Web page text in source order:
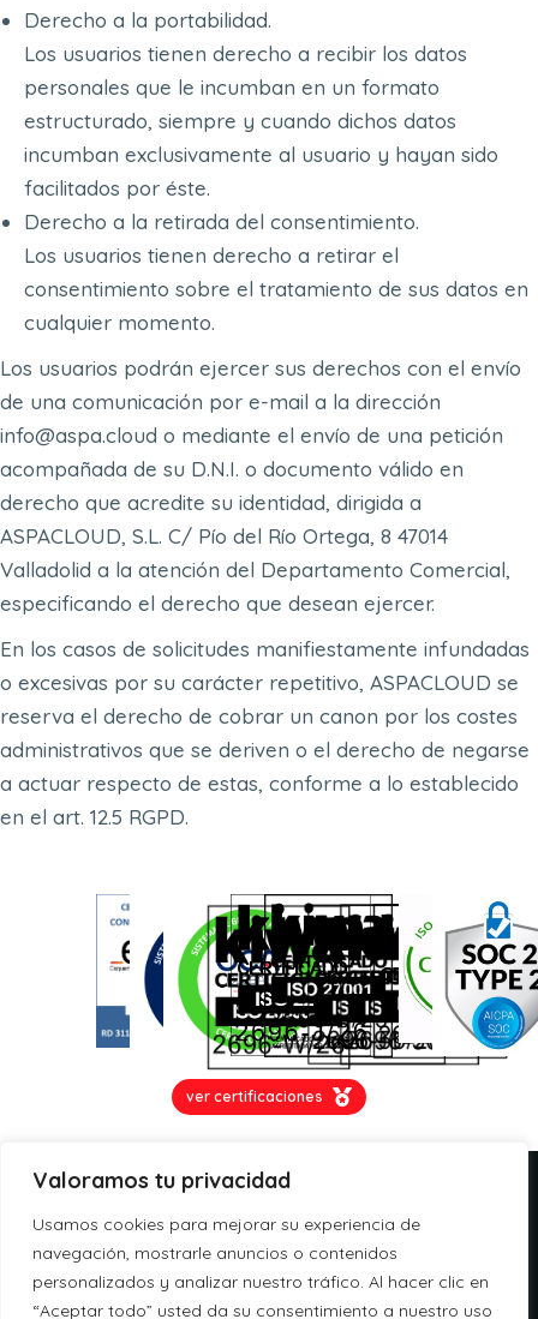
Valoramos tu privacidad
Usamos cookies para mejorar su experiencia de
navegación, mostrarle anuncios o contenidos
personalizados y analizar nuestro tráfico. Al hacer clic en
“Aceptar todo” usted da su consentimiento a nuestro uso
Derecho a la portabilidad.
Los usuarios tienen derecho a recibir los datos
personales que le incumban en un formato
estructurado, siempre y cuando dichos datos
incumban exclusivamente al usuario y hayan sido
facilitados por éste.
Derecho a la retirada del consentimiento.
Los usuarios tienen derecho a retirar el
consentimiento sobre el tratamiento de sus datos en
cualquier momento.
Los usuarios podrán ejercer sus derechos con el envío
de una comunicación por e-mail a la dirección
info@aspa.cloud o mediante el envío de una petición
acompañada de su D.N.I. o documento válido en
derecho que acredite su identidad, dirigida a
ASPACLOUD, S.L. C/ Pío del Río Ortega, 8 47014
Valladolid a la atención del Departamento Comercial,
especificando el derecho que desean ejercer.
En los casos de solicitudes manifiestamente infundadas
o excesivas por su carácter repetitivo, ASPACLOUD se
reserva el derecho de cobrar un canon por los costes
administrativos que se deriven o el derecho de negarse
a actuar respecto de estas, conforme a lo establecido
en el art. 12.5 RGPD.
ver certificaciones
C/ Yécora 4, 28022,
Madrid
info@aspa.cloud